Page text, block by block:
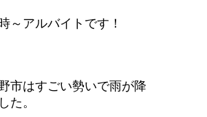
～アルバイトです！
市はすごい勢いで雨が降
た。